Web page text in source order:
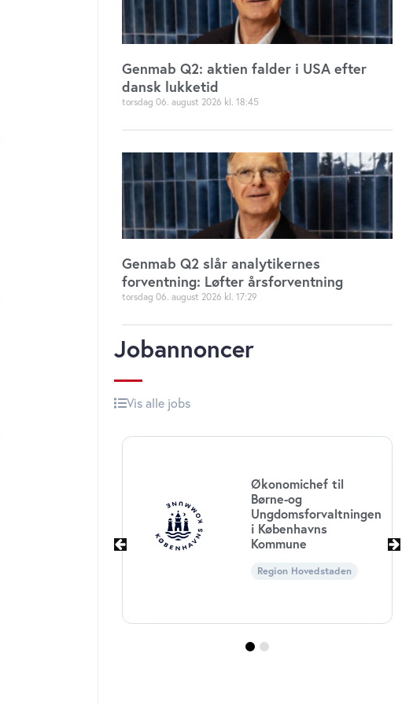
Genmab Q2: aktien falder i USA efter
dansk lukketid
torsdag 06. august 2026 18:45
Genmab Q2 slår analytikernes
forventning: Løfter årsforventning
torsdag 06. august 2026 17:29
Jobannoncer
Vis alle jobs
Ungdomsforvaltningen
i Københavns
Kommune